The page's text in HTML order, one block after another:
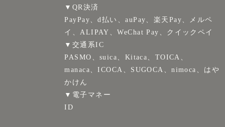
▼QR決済
PayPay、d払い、auPay、楽天Pay、メルペ
イ、ALIPAY、WeChat Pay、クイックペイ
▼交通系IC
PASMO、suica、Kitaca、TOICA、
manaca、ICOCA、SUGOCA、nimoca、はや
かけん
▼電子マネー
ID